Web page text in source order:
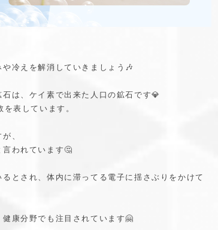
冷えを解消していきましょう🎶
は、ケイ素で出来た人口の鉱石です💎
表しています。
、
われています🤔
とされ、体内に滞ってる電子に揺さぶりをかけて
康分野でも注目されています🤗